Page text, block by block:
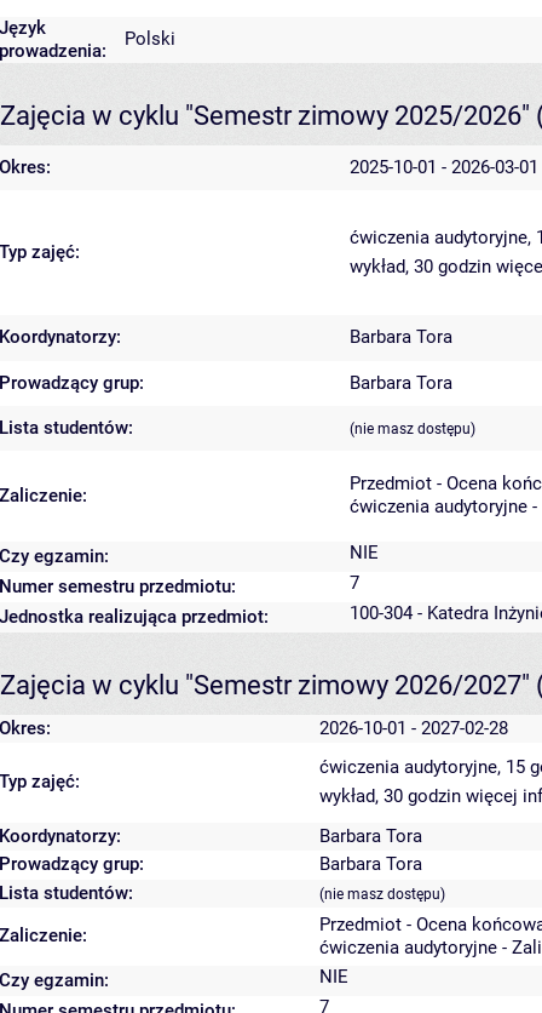
Język
prowadzenia:
Polski
Zajęcia w cyklu "Semestr zimowy 2025/2026"
Okres: 2025-10-01 - 2026-03-01
Typ zajęć:
ćwiczenia audytoryjne,
wykład, 30 godzin
Koordynatorzy: Barbara Tora
Prowadzący grup: Barbara Tora
Lista studentów: (nie masz dostępu)
Zaliczenie:
Przedmiot - Ocena
ćwiczenia audytoryjne
Czy egzamin:
NIE
Numer semestru przedmiotu:
7
Jednostka realizująca przedmiot:
100-304 - Katedra
Zajęcia w cyklu "Semestr zimowy 2026/2027"
Okres: 2026-10-01 - 2027-02-28
Typ zajęć:
ćwiczenia audytoryjne, 15
wykład, 30 godzin więcej
Koordynatorzy:
Barbara Tora
Prowadzący grup:
Barbara Tora
Lista studentów:
(nie masz dostępu)
Zaliczenie:
Przedmiot - Ocena
ćwiczenia audytoryjne -
Czy egzamin:
NIE
7